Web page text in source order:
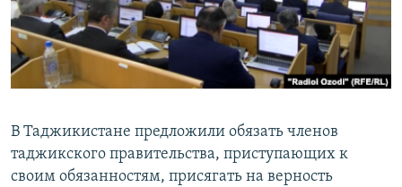
В Таджикистане предложили обязать членов
таджикского правительства, приступающих к
своим обязанностям, присягать на верность